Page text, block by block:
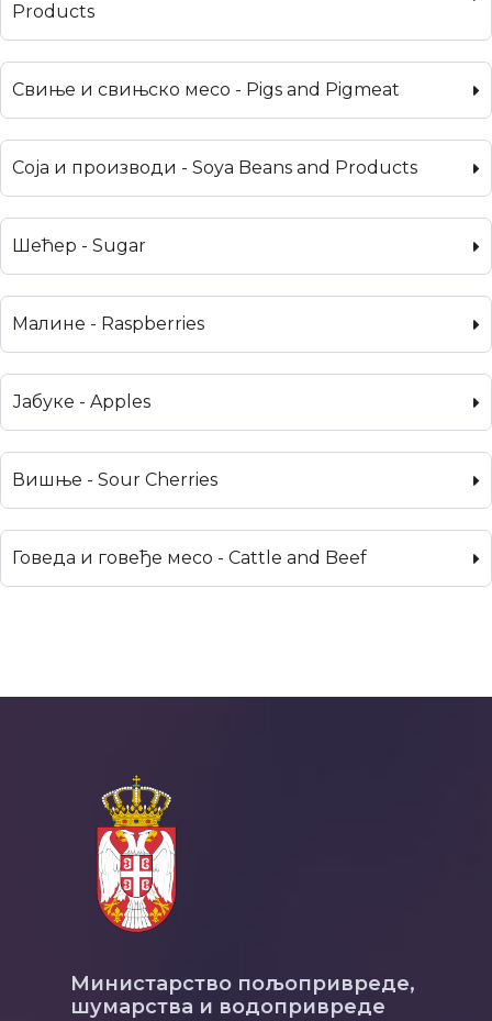
Products
Свиње и свињско месо - Pigs and Pigmeat
Соја и производи - Soya Beans and Products
Шећер - Sugar
Малине - Raspberries
Јабуке - Apples
Вишње - Sour Cherries
Говеда и говеђе месо - Cattle and Beef
Министарство пољопривреде,
шумарства и водопривреде